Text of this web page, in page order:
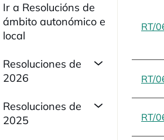
Ir a Resolucións de
ámbito autonómico e
local
Resoluciones de
2026
Resoluciones de
2025
RT/
RT/
RT/